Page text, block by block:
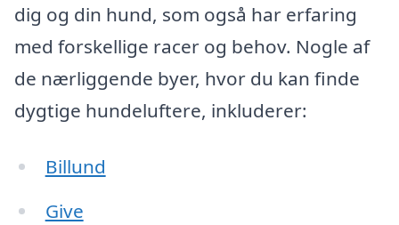
dig og din hund, som også har erfaring
med forskellige racer og behov. Nogle af
de nærliggende byer, hvor du kan finde
dygtige hundeluftere, inkluderer:
Billund
Give